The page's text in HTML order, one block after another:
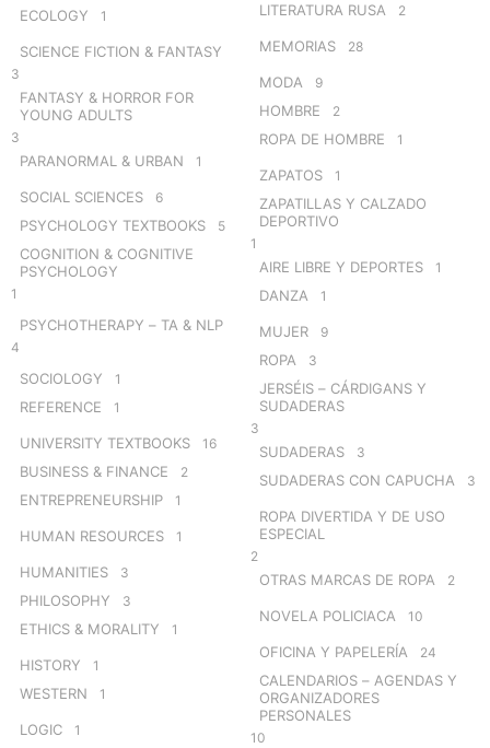
ECOLOGY 1
SCIENCE FICTION & FANTASY
3
FANTASY & HORROR FOR
YOUNG ADULTS
3
PARANORMAL & URBAN 1
SOCIAL SCIENCES 6
PSYCHOLOGY TEXTBOOKS 5
COGNITION & COGNITIVE
PSYCHOLOGY
1
PSYCHOTHERAPY – TA & NLP
4
SOCIOLOGY 1
REFERENCE 1
UNIVERSITY TEXTBOOKS 16
BUSINESS & FINANCE 2
ENTREPRENEURSHIP 1
HUMAN RESOURCES 1
HUMANITIES 3
PHILOSOPHY 3
ETHICS & MORALITY 1
HISTORY 1
WESTERN 1
LOGIC 1
LITERATURA RUSA 2
MEMORIAS 28
MODA 9
HOMBRE 2
ROPA DE HOMBRE 1
ZAPATOS 1
ZAPATILLAS Y CALZADO
DEPORTIVO
1
AIRE LIBRE Y DEPORTES 1
DANZA 1
MUJER 9
ROPA 3
JERSÉIS – CÁRDIGANS Y
SUDADERAS
3
SUDADERAS 3
SUDADERAS CON CAPUCHA 3
ROPA DIVERTIDA Y DE USO
ESPECIAL
2
OTRAS MARCAS DE ROPA 2
NOVELA POLICIACA 10
OFICINA Y PAPELERÍA 24
CALENDARIOS – AGENDAS Y
ORGANIZADORES
PERSONALES
10